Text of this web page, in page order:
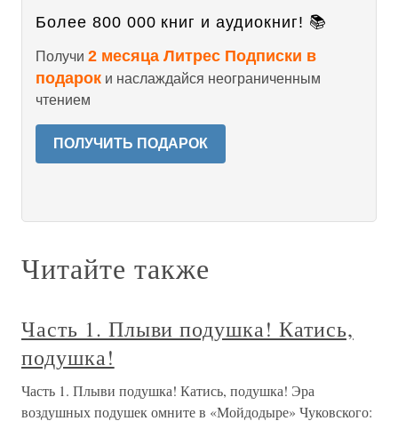
Более 800 000 книг и аудиокниг! 📚
Получи 2 месяца Литрес Подписки в
подарок и наслаждайся неограниченным
чтением
ПОЛУЧИТЬ ПОДАРОК
Читайте также
Часть 1. Плыви подушка! Катись,
подушка!
Часть 1. Плыви подушка! Катись, подушка! Эра
воздушных подушек омните в «Мойдодыре» Чуковского: